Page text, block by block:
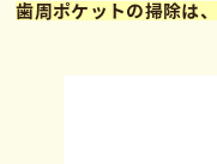
歯周ポケットの掃除は